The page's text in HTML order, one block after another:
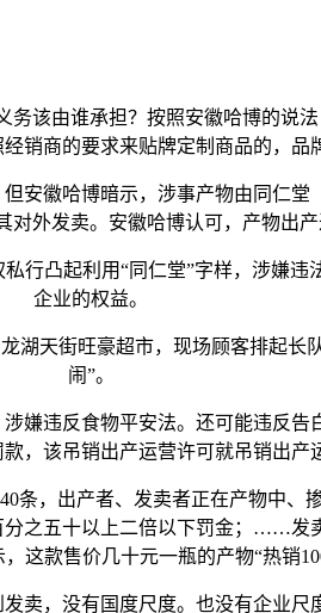
由谁承担？按照安徽哈博的说
销商的要求来贴牌定制商品的，品
徽哈博暗示，涉事产物由同仁堂
外发卖。安徽哈博认可，产物出产
凸起利用“同仁堂”字样，涉嫌违
企业的权益。
天街旺豪超市，现场顾客排起长
闹”。
违反食物平安法。还可能违反告
，该吊销出产运营许可就吊销出产
，出产者、发卖者正在产物中、
之五十以上二倍以下罚金；……发
款售价几十元一瓶的产物“热销
，没有国度尺度。也没有企业尺